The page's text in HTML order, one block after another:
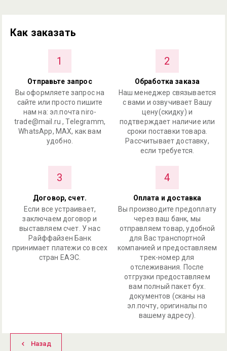
Как заказать
1
Отправьте запрос
Вы оформляете запрос на
сайте или просто пишите
нам на: эл.почта niro-
trade@mail.ru , Telegramm,
WhatsApp, MAX, как вам
удобно.
2
Обработка заказа
Наш менеджер связывается
с вами и озвучивает Вашу
цену(скидку) и
подтверждает наличие или
сроки поставки товара.
Рассчитывает доставку,
если требуется.
3
Договор, счет.
Если все устраивает,
заключаем договор и
выставляем счет. У нас
Райффайзен Банк
принимает платежи со всех
стран ЕАЭС.
4
Оплата и доставка
Вы производите предоплату
через ваш банк, мы
отправляем товар, удобной
для Вас транспортной
компанией и предоставляем
трек-номер для
отслеживания. После
отгрузки предоставляем
вам полный пакет бух.
документов (сканы на
эл.почту, оригиналы по
вашему адресу).
Назад